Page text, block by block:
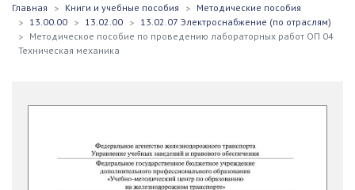
Главная Книги и учебные пособия
Методические пособия
13.00.00
13.02.00
13.02.07 Электроснабжение (по отраслям)
Методическое пособие по проведению лабораторных работ ОП 04
Техническая механика